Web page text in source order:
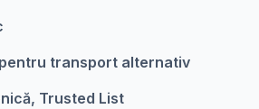
transport alternativ
Trusted List